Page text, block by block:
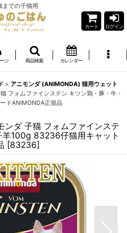
までの子猫用
カート ログイン
ジ 商品検索 カレンダー
> アニモンダ (ANIMONDA) 猫用ウェット
フォムファインステン キツン鶏・豚・牛・
ドANIMONDA正規品
ンダ 子猫 フォムファインステ
羊100g 83236仔猫用キャット
[83236]